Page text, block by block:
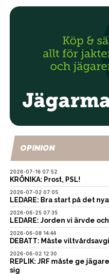
OPINION
2026-07-16 07:52
KRÖNIKA: Prost, PSL!
2026-07-02 07:05
LEDARE: Bra start på det
2026-06-25 07:35
LEDARE: Jorden vi ärvde
2026-06-08 14:44
DEBATT: Måste
2026-06-02 12:30
REPLIK: JRF måste ge
sig